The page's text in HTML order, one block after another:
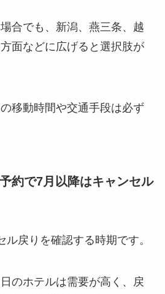
合でも、新潟、燕三条、越
面などに広げると選択肢が
移動時間や交通手段は必ず
約で7月以降はキャンセル
ル戻りを確認する時期です。
のホテルは需要が高く、戻